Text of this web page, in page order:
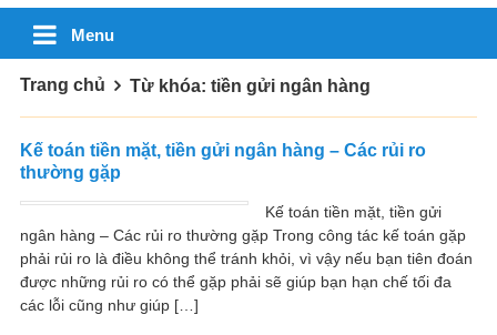
Menu
Trang chủ Từ khóa: tiền gửi ngân hàng
Kế toán tiền mặt, tiền gửi ngân hàng – Các rủi ro
thường gặp
Kế toán tiền mặt, tiền gửi
ngân hàng – Các rủi ro thường gặp Trong công tác kế toán gặp
phải rủi ro là điều không thể tránh khỏi, vì vậy nếu bạn tiên đoán
được những rủi ro có thể gặp phải sẽ giúp bạn hạn chế tối đa
các lỗi cũng như giúp […]